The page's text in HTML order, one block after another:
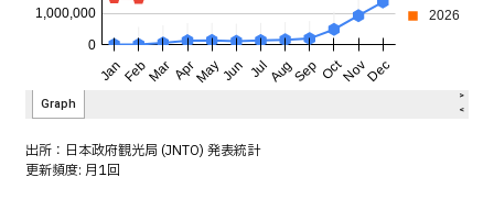
出所： 日本政府観光局 (JNTO) 発表統計
更新頻度: 月1回